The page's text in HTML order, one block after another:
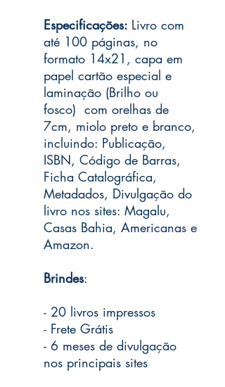
Especificações: Livro com
até 100 páginas, no
formato 14x21, capa em
papel cartão especial e
laminação (Brilho ou
fosco) com orelhas de
7cm, miolo preto e branco,
incluindo: Publicação,
ISBN, Código de Barras,
Ficha Catalográfica,
Metadados, Divulgação do
livro nos sites: Magalu,
Casas Bahia, Americanas e
Amazon.
Brindes:
- 20 livros impressos
- Frete Grátis
- 6 meses de divulgação
nos principais sites